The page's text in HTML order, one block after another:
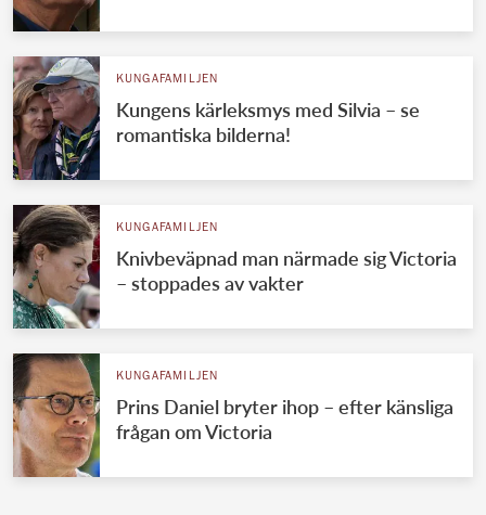
KUNGAFAMILJEN
Kungens kärleksmys med Silvia – se
romantiska bilderna!
KUNGAFAMILJEN
Knivbeväpnad man närmade sig Victoria
– stoppades av vakter
KUNGAFAMILJEN
Prins Daniel bryter ihop – efter känsliga
frågan om Victoria